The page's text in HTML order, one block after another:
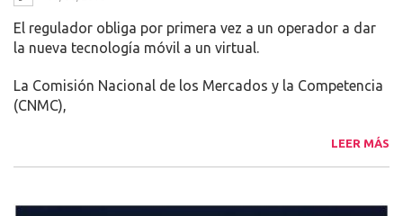
El regulador obliga por primera vez a un operador a dar
la nueva tecnología móvil a un virtual.
La Comisión Nacional de los Mercados y la Competencia
(CNMC),
LEER MÁS